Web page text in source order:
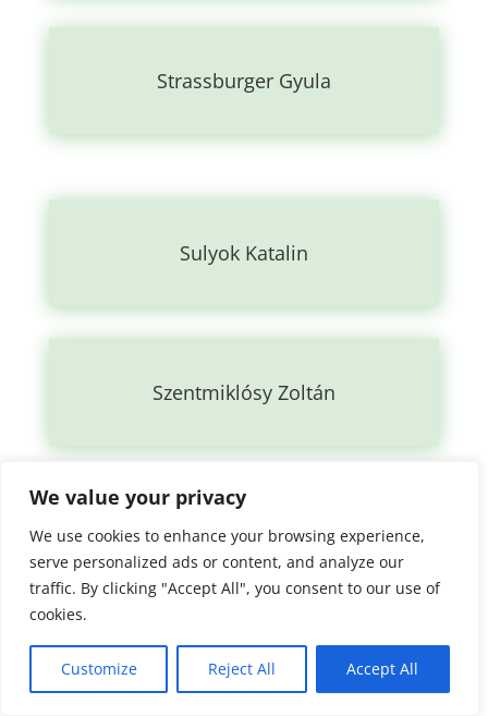
We value your privacy
We use cookies to enhance your browsing experience,
serve personalized ads or content, and analyze our
traffic. By clicking "Accept All", you consent to our use of
cookies.
Customize Reject All Accept All
Strassburger Gyula
Sulyok Katalin
Szentmiklósy Zoltán
Szigetvári Mária